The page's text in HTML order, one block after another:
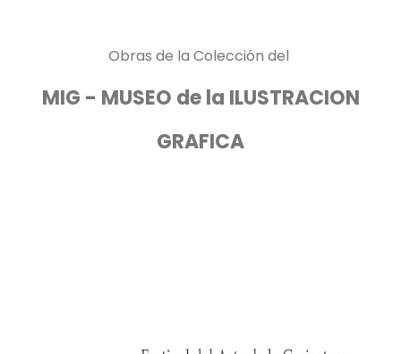
Obras de la Colección del
MIG - MUSEO de la ILUSTRACION
GRAFICA